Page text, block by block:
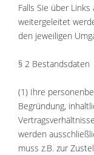
Falls Sie über
weitergeleitet
den jeweiligen
§ 2 Bestandsdaten
(1) Ihre
Begründung,
werden
muss z.B. zur